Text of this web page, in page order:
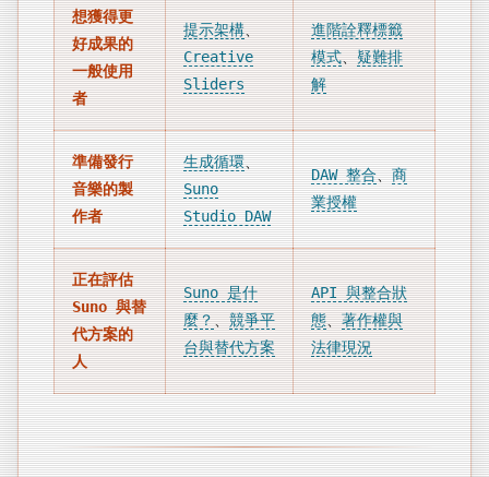
想獲得更
好成果的
一般使用
者
提示架構、
Creative
Sliders
進階詮釋標籤
模式、疑難排
解
準備發行
音樂的製
作者
生成循環、
Suno
Studio DAW
DAW 整合、商
業授權
正在評估
Suno 與替
代方案的
人
Suno 是什
麼？、競爭平
台與替代方案
API 與整合狀
態、著作權與
法律現況